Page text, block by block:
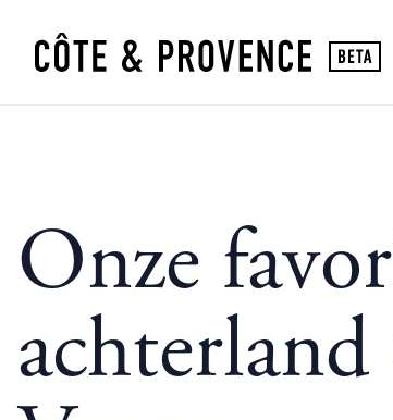
Onze